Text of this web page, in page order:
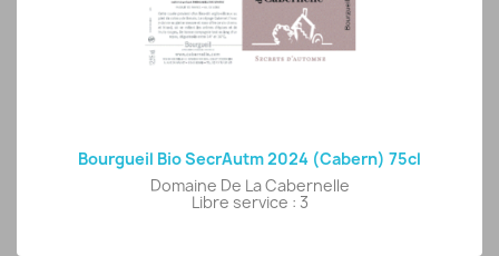
Bourgueil Bio SecrAutm 2024 (Cabern) 75cl
Domaine De La Cabernelle
Libre service : 3